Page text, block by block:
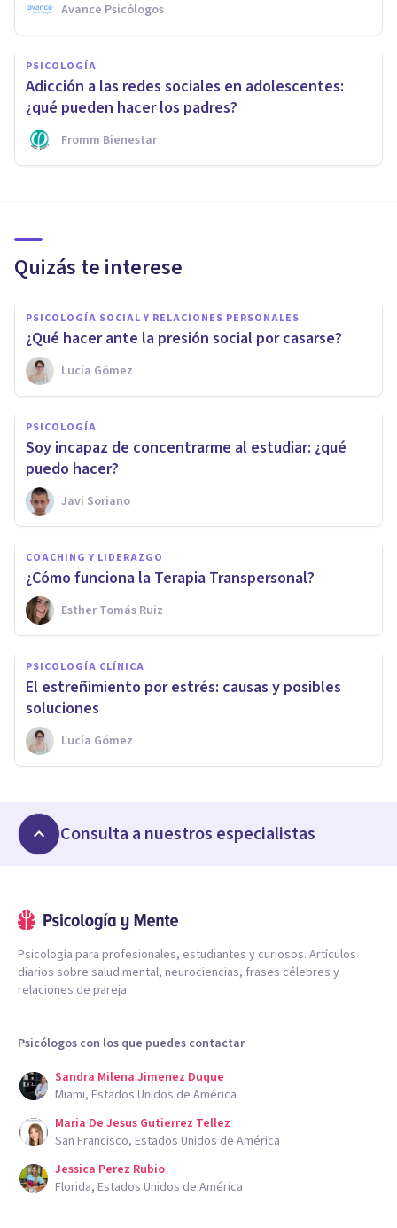
Avance Psicólogos
PSICOLOGÍA
Adicción a las redes sociales en adolescentes:
¿qué pueden hacer los padres?
Fromm Bienestar
Quizás te interese
PSICOLOGÍA SOCIAL Y RELACIONES PERSONALES
¿Qué hacer ante la presión social por casarse?
Lucía Gómez
PSICOLOGÍA
Soy incapaz de concentrarme al estudiar: ¿qué
puedo hacer?
Javi Soriano
COACHING Y LIDERAZGO
¿Cómo funciona la Terapia Transpersonal?
Esther Tomás Ruiz
PSICOLOGÍA CLÍNICA
El estreñimiento por estrés: causas y posibles
soluciones
Lucía Gómez
Consulta a nuestros especialistas
Psicología para profesionales, estudiantes y curiosos. Artículos
diarios sobre salud mental, neurociencias, frases célebres y
relaciones de pareja.
Psicólogos con los que puedes contactar
Sandra Milena Jimenez Duque
Miami, Estados Unidos de América
Maria De Jesus Gutierrez Tellez
San Francisco, Estados Unidos de América
Jessica Perez Rubio
Florida, Estados Unidos de América